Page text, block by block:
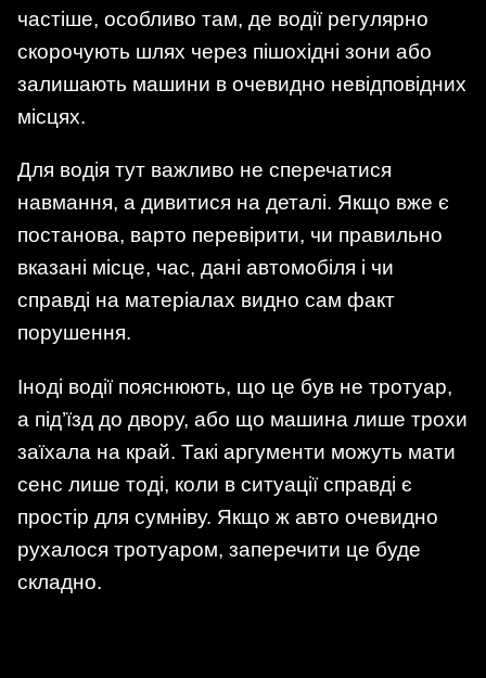
частіше, особливо там, де водії регулярно
скорочують шлях через пішохідні зони або
залишають машини в очевидно невідповідних
місцях.
Для водія тут важливо не сперечатися
навмання, а дивитися на деталі. Якщо вже є
постанова, варто перевірити, чи правильно
вказані місце, час, дані автомобіля і чи
справді на матеріалах видно сам факт
порушення.
Іноді водії пояснюють, що це був не тротуар,
а під’їзд до двору, або що машина лише трохи
заїхала на край. Такі аргументи можуть мати
сенс лише тоді, коли в ситуації справді є
простір для сумніву. Якщо ж авто очевидно
рухалося тротуаром, заперечити це буде
складно.